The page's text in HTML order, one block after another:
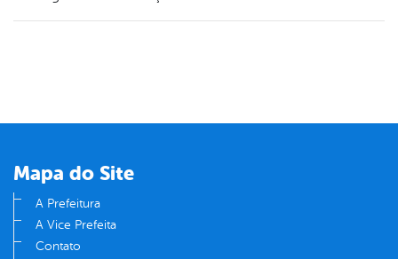
Mapa do Site
A Prefeitura
A Vice Prefeita
Contato